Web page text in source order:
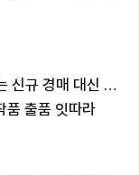
과기정통부 AI기본법 7월 시행, 주파수는 신규 경매 대신 재할당
품 출품 잇따라